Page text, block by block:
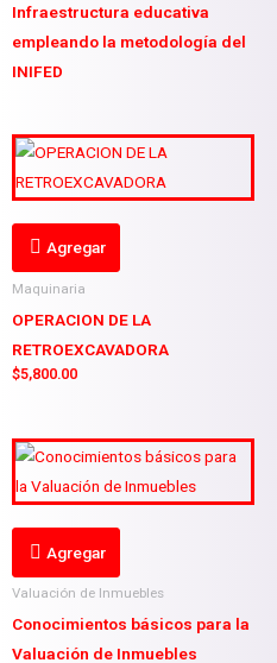
Infraestructura educativa
empleando la metodología del
INIFED
Agregar
Maquinaria
OPERACION DE LA
RETROEXCAVADORA
$5,800.00
Agregar
Valuación de Inmuebles
Conocimientos básicos para la
Valuación de Inmuebles